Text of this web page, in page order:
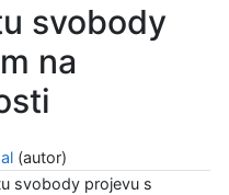
svobody
na
(autor)
svobody projevu s